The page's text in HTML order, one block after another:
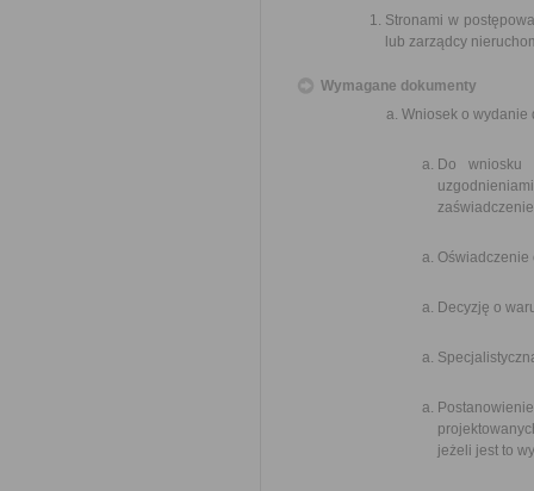
Stronami w
lub zarządcy
Wymagane dokumenty
Wniosek o wydanie
Do wniosku
Oświadczenie
Decyzję o
jeżeli jest to